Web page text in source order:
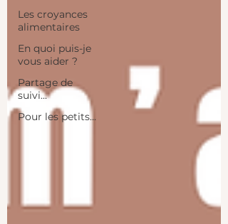
Les croyances
alimentaires
En quoi puis-je
vous aider ?
Partage de
suivi...
Pour les petits...